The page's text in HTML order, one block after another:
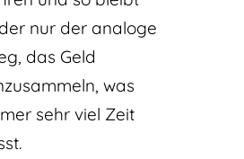
nur der analoge
das Geld
was
sehr viel Zeit